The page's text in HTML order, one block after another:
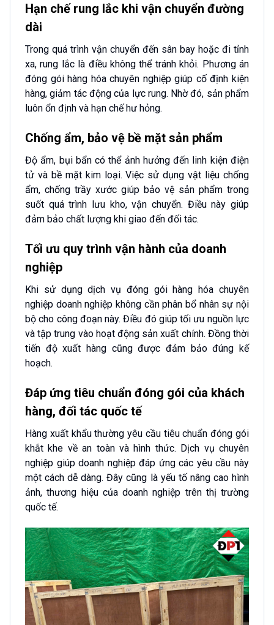
Hạn chế rung lắc khi vận chuyển đường
dài
Trong quá trình vận chuyển đến sân bay hoặc đi tỉnh
xa, rung lắc là điều không thể tránh khỏi. Phương án
đóng gói hàng hóa chuyên nghiệp giúp cố định kiện
hàng, giảm tác động của lực rung. Nhờ đó, sản phẩm
luôn ổn định và hạn chế hư hỏng.
Chống ẩm, bảo vệ bề mặt sản phẩm
Độ ẩm, bụi bẩn có thể ảnh hưởng đến linh kiện điện
tử và bề mặt kim loại. Việc sử dụng vật liệu chống
ẩm, chống trầy xước giúp bảo vệ sản phẩm trong
suốt quá trình lưu kho, vận chuyển. Điều này giúp
đảm bảo chất lượng khi giao đến đối tác.
Tối ưu quy trình vận hành của doanh
nghiệp
Khi sử dụng dịch vụ đóng gói hàng hóa chuyên
nghiệp doanh nghiệp không cần phân bổ nhân sự nội
bộ cho công đoạn này. Điều đó giúp tối ưu nguồn lực
và tập trung vào hoạt động sản xuất chính. Đồng thời
tiến độ xuất hàng cũng được đảm bảo đúng kế
hoạch.
Đáp ứng tiêu chuẩn đóng gói của khách
hàng, đối tác quốc tế
Hàng xuất khẩu thường yêu cầu tiêu chuẩn đóng gói
khắt khe về an toàn và hình thức. Dịch vụ chuyên
nghiệp giúp doanh nghiệp đáp ứng các yêu cầu này
một cách dễ dàng. Đây cũng là yếu tố nâng cao hình
ảnh, thương hiệu của doanh nghiệp trên thị trường
quốc tế.